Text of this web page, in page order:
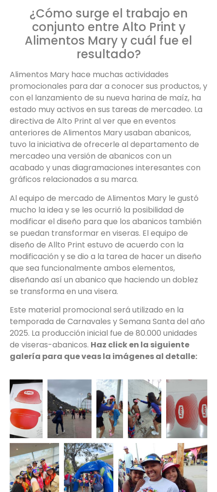
¿Cómo surge el trabajo en
conjunto entre Alto Print y
Alimentos Mary y cuál fue el
resultado?
Alimentos Mary hace muchas actividades
promocionales para dar a conocer sus productos, y
con el lanzamiento de su nueva harina de maíz, ha
estado muy activos en sus tareas de mercadeo. La
directiva de Alto Print al ver que en eventos
anteriores de Alimentos Mary usaban abanicos,
tuvo la iniciativa de ofrecerle al departamento de
mercadeo una versión de abanicos con un
acabado y unas diagramaciones interesantes con
gráficos relacionados a su marca.
Al equipo de mercado de Alimentos Mary le gustó
mucho la idea y se les ocurrió la posibilidad de
modificar el diseño para que los abanicos también
se puedan transformar en viseras. El equipo de
diseño de Allto Print estuvo de acuerdo con la
modificación y se dio a la tarea de hacer un diseño
que sea funcionalmente ambos elementos,
diseñando así un abanico que haciendo un doblez
se transforma en una visera.
Este material promocional será utilizado en la
temporada de Carnavales y Semana Santa del año
2025. La producción inicial fue de 80.000 unidades
de viseras-abanicos. Haz click en la siguiente
galería para que veas la imágenes al detalle: